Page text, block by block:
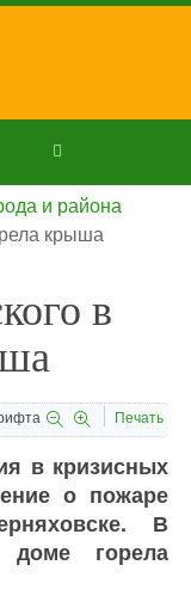
и района
крыша
в
Печать
в кризисных
о пожаре
В
доме горела